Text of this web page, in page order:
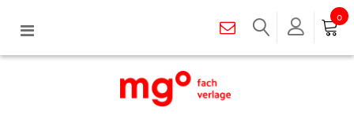
Navigation
0